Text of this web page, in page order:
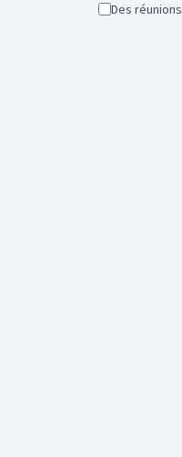
Des réunions